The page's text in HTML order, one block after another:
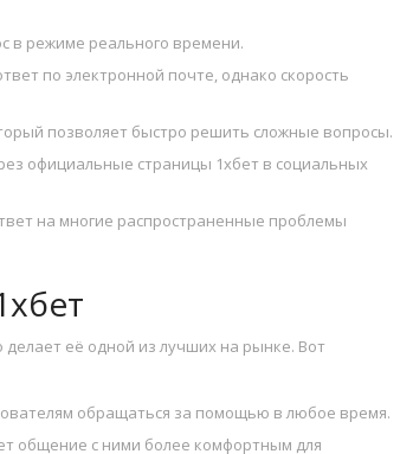
в режиме реального времени.
по электронной почте, однако скорость
позволяет быстро решить сложные вопросы.
официальные страницы 1хбет в социальных
на многие распространенные проблемы
её одной из лучших на рынке. Вот
обращаться за помощью в любое время.
общение с ними более комфортным для